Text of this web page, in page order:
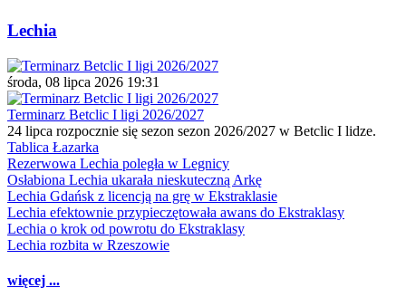
Lechia
środa, 08 lipca 2026 19:31
Terminarz Betclic I ligi 2026/2027
24 lipca rozpocznie się sezon sezon 2026/2027 w Betclic I lidze.
Tablica Łazarka
Rezerwowa Lechia poległa w Legnicy
Osłabiona Lechia ukarała nieskuteczną Arkę
Lechia Gdańsk z licencją na grę w Ekstraklasie
Lechia efektownie przypieczętowała awans do Ekstraklasy
Lechia o krok od powrotu do Ekstraklasy
Lechia rozbita w Rzeszowie
więcej ...